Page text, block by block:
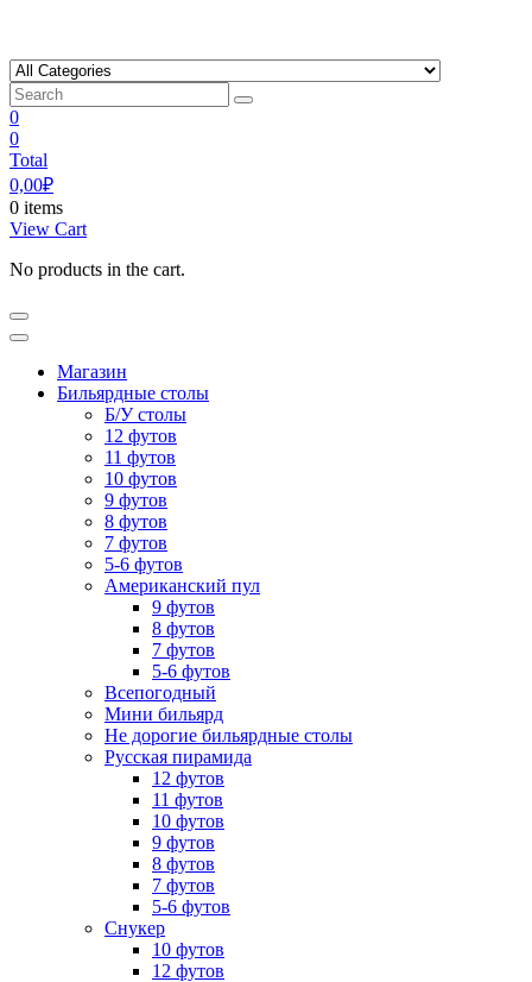
content
0
0
Total
0,00₽
0 items
View Cart
No products in the cart.
Магазин
Бильярдные столы
Б/У столы
12 футов
11 футов
10 футов
9 футов
8 футов
7 футов
5-6 футов
Американский пул
9 футов
8 футов
7 футов
5-6 футов
Всепогодный
Мини бильярд
Не дорогие бильярдные столы
Русская пирамида
12 футов
11 футов
10 футов
9 футов
8 футов
7 футов
5-6 футов
Снукер
10 футов
12 футов